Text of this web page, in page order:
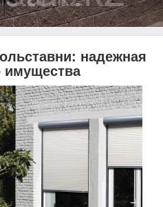
надежная
имущества